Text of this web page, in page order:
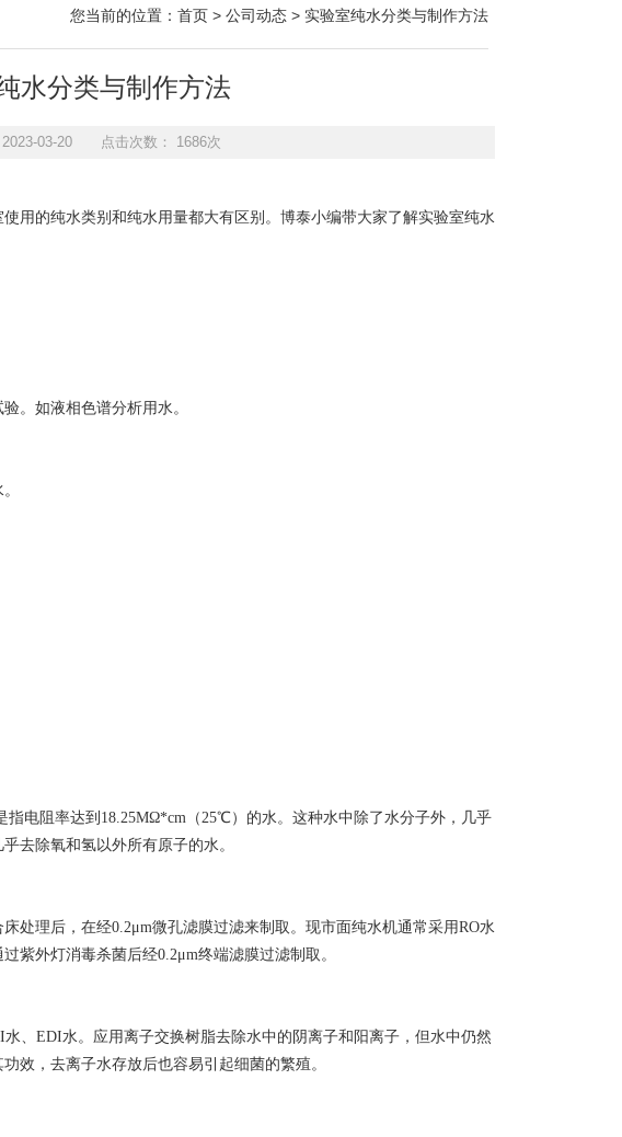
您当前的位置： 首页 > 公司动态 > 实验室纯水分类与制作方法
水分类与制作方法
2023-03-20 点击次数： 1686次
用的纯水类别和纯水用量都大有区别。博泰小编带大家了解实验室纯水
。如液相色谱分析用水。
电阻率达到18.25MΩ*cm（25℃）的水。这种水中除了水分子外，几乎
去除氧和氢以外所有原子的水。
处理后，在经0.2μm微孔滤膜过滤来制取。现市面纯水机通常采用RO水
紫外灯消毒杀菌后经0.2μm终端滤膜过滤制取。
、EDI水。应用离子交换树脂去除水中的阴离子和阳离子，但水中仍然
效，去离子水存放后也容易引起细菌的繁殖。